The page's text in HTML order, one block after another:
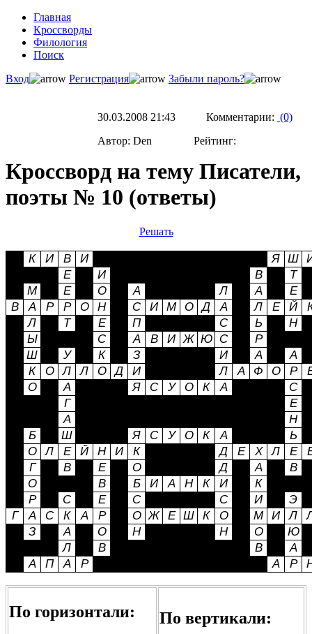
Главная
Кроссворды
Филология
Поиск
Вход
Регистрация Забыли пароль?
30.03.2008 21:43 Комментарии: (0)
Автор: Den Рейтинг:
Кроссворд на тему Писатели,
поэты № 10 (ответы)
Решать
По горизонтали: По вертикали: